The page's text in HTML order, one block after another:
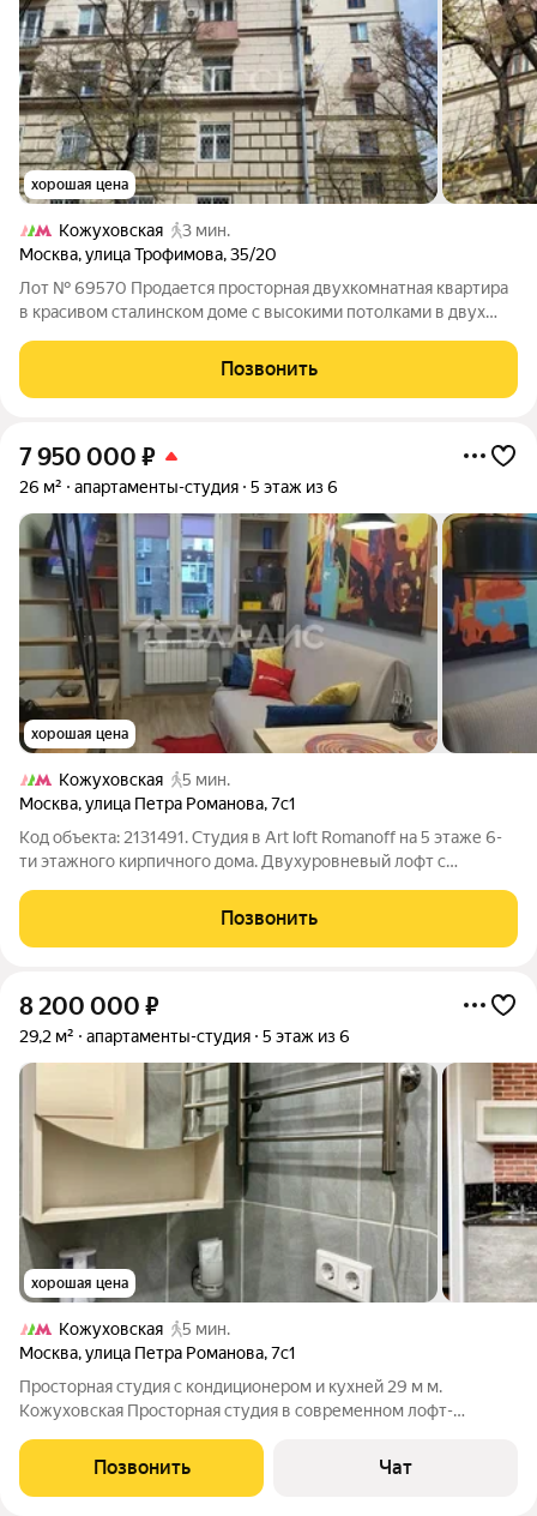
хорошая цена
Кожуховская
3 мин.
Москва,улица Трофимова,35/20
Лот № 69570 Продается просторная двухкомнатная квартира
в красивом сталинском доме с высокими потолками в двух
доступности вся необходимая инфраструктура: супермаркеты,
поликлиника, рынок,
Позвонить
7 950 000 ₽
26 м² апартаменты-студия 5 этаж из 6
хорошая цена
Кожуховская
5 мин.
Москва,улица Петра Романова,7с1
Код объекта: 2131491. Студия в Art loft Romanoff на 5 этаже 6-
ти этажного кирпичного дома. Двухуровневый лофт с
необходимое для комфортной жизни! Общая площадь 26 кв.м
Жилая площадь - 21 кв.м
Позвонить
8 200 000 ₽
29,2 м² апартаменты-студия 5 этаж из 6
хорошая цена
Кожуховская
5 мин.
Москва,улица Петра Романова,7с1
Просторная студия с кондиционером и кухней 29 м м.
Кожуховская Просторная студия в современном лофт-
аренду. 5 минут от метро Кожуховская, удобный выезд в
центр Москвы. Продается уютная студия с
Позвонить Чат